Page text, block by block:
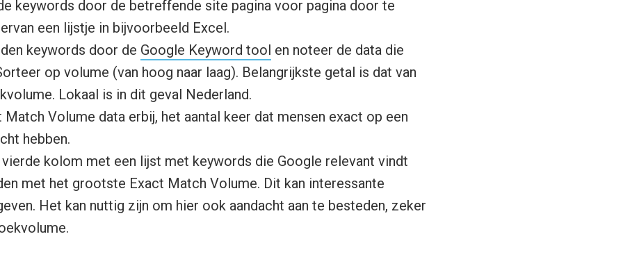
keywords door de betreffende site pagina voor pagina door te
een lijstje in bijvoorbeeld Excel.
keywords door de Google Keyword tool en noteer de data die
op volume (van hoog naar laag). Belangrijkste getal is dat van
Lokaal is in dit geval Nederland.
Volume data erbij, het aantal keer dat mensen exact op een
hebben.
vierde kolom met een lijst met keywords die Google relevant vindt
met het grootste Exact Match Volume. Dit kan interessante
Het kan nuttig zijn om hier ook aandacht aan te besteden, zeker